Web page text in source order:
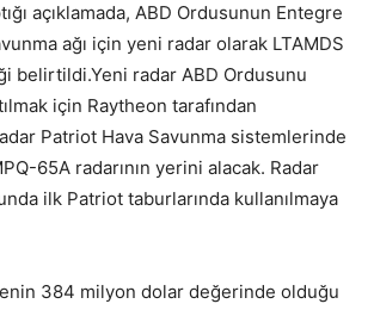
açıklamada, ABD Ordusunun Entegre
ağı için yeni radar olarak LTAMDS
belirtildi.Yeni radar ABD Ordusunu
için Raytheon tarafından
Patriot Hava Savunma sistemlerinde
65A radarının yerini alacak. Radar
ilk Patriot taburlarında kullanılmaya
384 milyon dolar değerinde olduğu